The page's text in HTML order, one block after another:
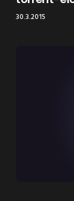
30.3.2015